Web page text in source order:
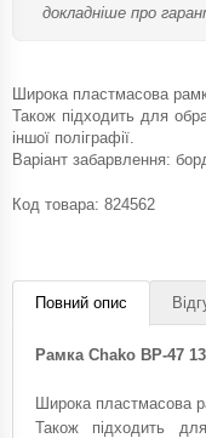
докладніше про
Широка пластмасова
Також підходить для
іншої поліграфії.
Варіант забарвлення:
Код товара: 824562
Повний опис
Рамка Chako BP-47
Широка пластмасова
Також підходить